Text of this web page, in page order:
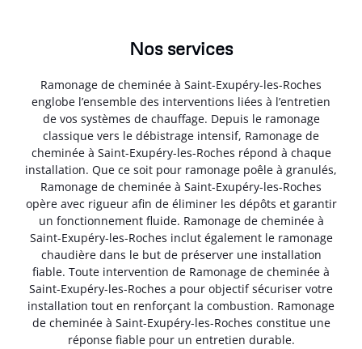
Nos services
Ramonage de cheminée à Saint-Exupéry-les-Roches
englobe l’ensemble des interventions liées à l’entretien
de vos systèmes de chauffage. Depuis le ramonage
classique vers le débistrage intensif, Ramonage de
cheminée à Saint-Exupéry-les-Roches répond à chaque
installation. Que ce soit pour ramonage poêle à granulés,
Ramonage de cheminée à Saint-Exupéry-les-Roches
opère avec rigueur afin de éliminer les dépôts et garantir
un fonctionnement fluide. Ramonage de cheminée à
Saint-Exupéry-les-Roches inclut également le ramonage
chaudière dans le but de préserver une installation
fiable. Toute intervention de Ramonage de cheminée à
Saint-Exupéry-les-Roches a pour objectif sécuriser votre
installation tout en renforçant la combustion. Ramonage
de cheminée à Saint-Exupéry-les-Roches constitue une
réponse fiable pour un entretien durable.